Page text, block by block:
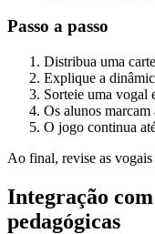
Passo a passo
Distribua uma
Explique a
Sorteie uma vogal
Os alunos
O jogo continua
Ao final, revise as
Integração
pedagógicas